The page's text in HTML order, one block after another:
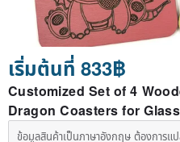
เริ่มต้นที่ 833฿
Customized Set of 4
Dragon Coasters for
ข้อมูลสินค้าเป็นภาษาอังกฤษ ต้องการแ